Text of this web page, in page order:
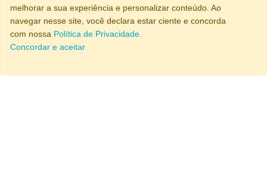
melhorar a sua experiência e personalizar conteúdo. Ao
navegar nesse site, você declara estar ciente e concorda
com nossa Política de Privacidade.
Concordar e aceitar